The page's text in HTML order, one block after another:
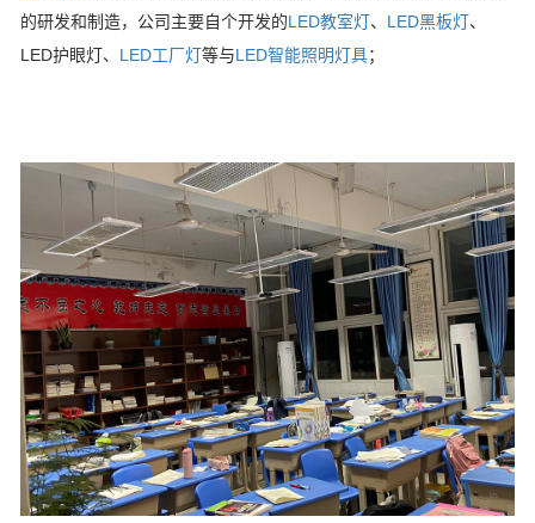
的研发和制造，公司主要自个开发的LED教室灯、 LED黑板灯、
LED护眼灯、 LED工厂灯等与LED智能照明灯具；